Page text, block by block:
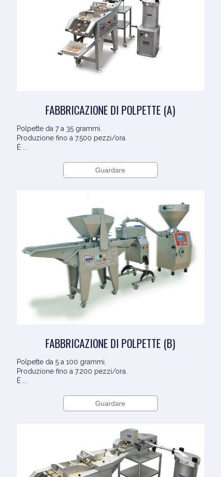
FABBRICAZIONE DI POLPETTE (A)
Polpette da 7 a 35 grammi.
Produzione fino a 7.500 pezzi/ora.
È ...
Guardare
FABBRICAZIONE DI POLPETTE (B)
Polpette da 5 a 100 grammi.
Produzione fino a 7.200 pezzi/ora.
È ...
Guardare